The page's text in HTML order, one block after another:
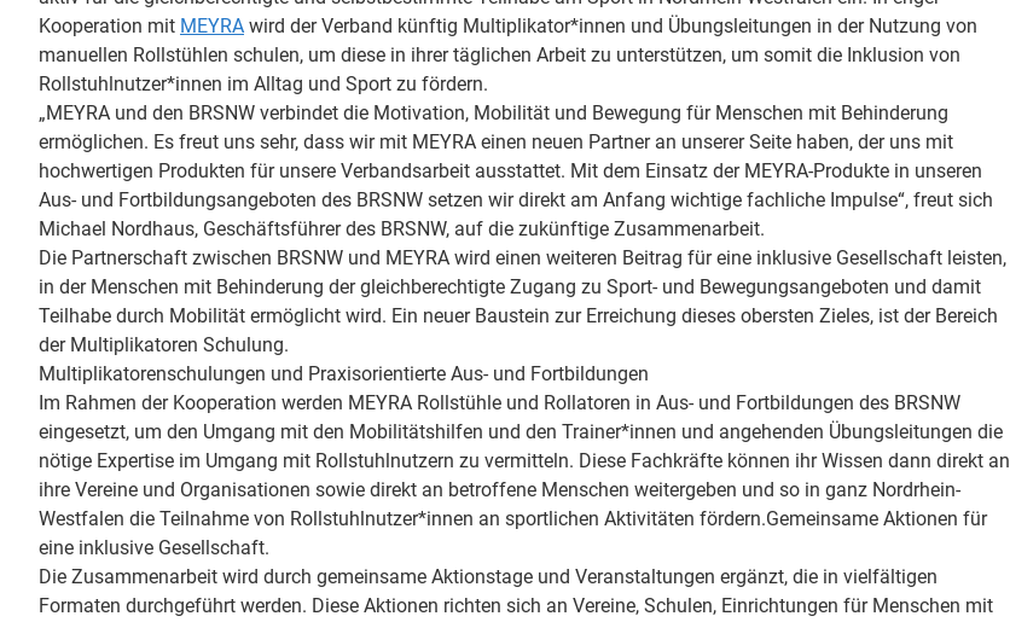
Kooperation mit MEYRA wird der Verband künftig Multiplikator*innen und Übungsleitungen in der Nutzung von
manuellen Rollstühlen schulen, um diese in ihrer täglichen Arbeit zu unterstützen, um somit die Inklusion von
Rollstuhlnutzer*innen im Alltag und Sport zu fördern.
„MEYRA und den BRSNW verbindet die Motivation, Mobilität und Bewegung für Menschen mit Behinderung
ermöglichen. Es freut uns sehr, dass wir mit MEYRA einen neuen Partner an unserer Seite haben, der uns mit
hochwertigen Produkten für unsere Verbandsarbeit ausstattet. Mit dem Einsatz der MEYRA-Produkte in unseren
Aus- und Fortbildungsangeboten des BRSNW setzen wir direkt am Anfang wichtige fachliche Impulse“, freut sich
Michael Nordhaus, Geschäftsführer des BRSNW, auf die zukünftige Zusammenarbeit.
Die Partnerschaft zwischen BRSNW und MEYRA wird einen weiteren Beitrag für eine inklusive Gesellschaft leisten,
in der Menschen mit Behinderung der gleichberechtigte Zugang zu Sport- und Bewegungsangeboten und damit
Teilhabe durch Mobilität ermöglicht wird. Ein neuer Baustein zur Erreichung dieses obersten Zieles, ist der Bereich
der Multiplikatoren Schulung.
Multiplikatorenschulungen und Praxisorientierte Aus- und Fortbildungen
Im Rahmen der Kooperation werden MEYRA Rollstühle und Rollatoren in Aus- und Fortbildungen des BRSNW
eingesetzt, um den Umgang mit den Mobilitätshilfen und den Trainer*innen und angehenden Übungsleitungen die
nötige Expertise im Umgang mit Rollstuhlnutzern zu vermitteln. Diese Fachkräfte können ihr Wissen dann direkt an
ihre Vereine und Organisationen sowie direkt an betroffene Menschen weitergeben und so in ganz Nordrhein-
Westfalen die Teilnahme von Rollstuhlnutzer*innen an sportlichen Aktivitäten fördern.Gemeinsame Aktionen für
eine inklusive Gesellschaft.
Die Zusammenarbeit wird durch gemeinsame Aktionstage und Veranstaltungen ergänzt, die in vielfältigen
Formaten durchgeführt werden. Diese Aktionen richten sich an Vereine, Schulen, Einrichtungen für Menschen mit